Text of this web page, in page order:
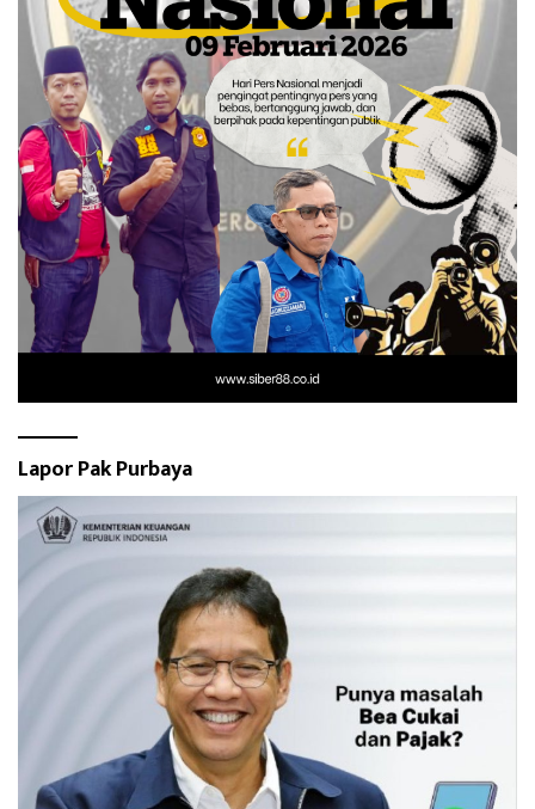
Lapor Pak Purbaya